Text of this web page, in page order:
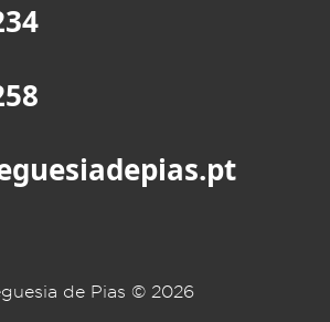
de Pias © 2026